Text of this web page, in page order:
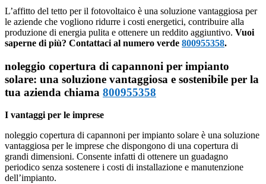
L’affitto del tetto per il fotovoltaico è una soluzione vantaggiosa per
le aziende che vogliono ridurre i costi energetici, contribuire alla
produzione di energia pulita e ottenere un reddito aggiuntivo. Vuoi
saperne di più? Contattaci al numero verde 800955358.
noleggio copertura di capannoni per impianto
solare: una soluzione vantaggiosa e sostenibile per la
tua azienda chiama 800955358
I vantaggi per le imprese
noleggio copertura di capannoni per impianto solare è una soluzione
vantaggiosa per le imprese che dispongono di una copertura di
grandi dimensioni. Consente infatti di ottenere un guadagno
periodico senza sostenere i costi di installazione e manutenzione
dell’impianto.